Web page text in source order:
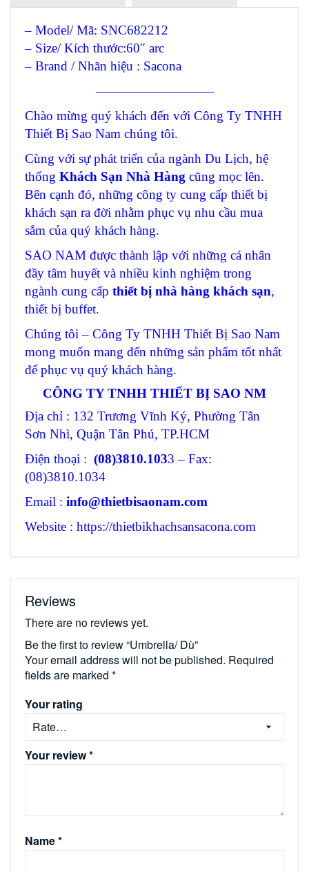
– Model/ Mã: SNC682212
– Size/ Kích thước:60″ arc
– Brand / Nhãn hiệu : Sacona
—————————
Chào mừng quý khách đến với Công Ty TNHH
Thiết Bị Sao Nam chúng tôi.
Cùng với sự phát triển của ngành Du Lịch, hệ
thống Khách Sạn Nhà Hàng cũng mọc lên.
Bên cạnh đó, những công ty cung cấp thiết bị
khách sạn ra đời nhằm phục vụ nhu cầu mua
sắm của quý khách hàng.
SAO NAM được thành lập với những cá nhân
đầy tâm huyết và nhiều kinh nghiệm trong
ngành cung cấp thiết bị nhà hàng khách sạn,
thiết bị buffet.
Chúng tôi – Công Ty TNHH Thiết Bị Sao Nam
mong muốn mang đến những sản phẩm tốt nhất
để phục vụ quý khách hàng.
CÔNG TY TNHH THIẾT BỊ SAO NM
Địa chỉ : 132 Trương Vĩnh Ký, Phường Tân
Sơn Nhì, Quận Tân Phú, TP.HCM
Điện thoại : (08)3810.1033 – Fax:
(08)3810.1034
Email : info@thietbisaonam.com
Website : https://thietbikhachsansacona.com
Reviews
There are no reviews yet.
Be the first to review “Umbrella/ Dù”
Your email address will not be published. Required
fields are marked *
Your rating
Your review*
Name*